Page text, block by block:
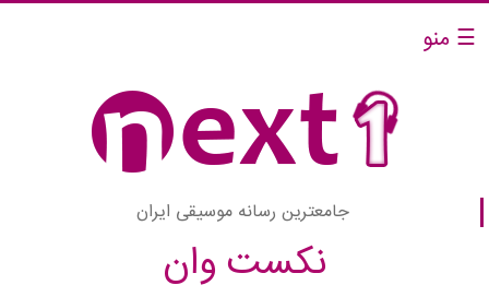
☰ منو
جامعترین رسانه موسیقی ایران
نکست وان